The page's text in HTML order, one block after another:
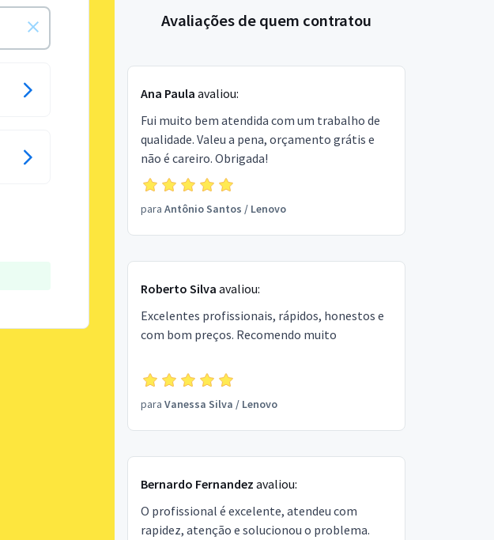
Avaliações de quem contratou
Ana Paula avaliou:
Fui muito bem atendida com um trabalho de
qualidade. Valeu a pena, orçamento grátis e
não é careiro. Obrigada!
para Antônio Santos / Lenovo
Roberto Silva avaliou:
Excelentes profissionais, rápidos, honestos e
com bom preços. Recomendo muito
para Vanessa Silva / Lenovo
Bernardo Fernandez avaliou:
O profissional é excelente, atendeu com
rapidez, atenção e solucionou o problema.